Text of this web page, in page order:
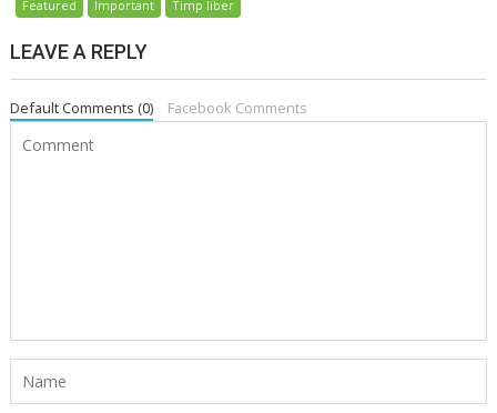
Featured Important Timp liber
LEAVE A REPLY
Default Comments (0) Facebook Comments